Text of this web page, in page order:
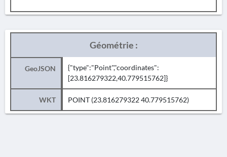
Géométrie :
GeoJSON
{"type":"Point","coordinates":
[23.816279322,40.779515762]}
WKT POINT (23.816279322 40.779515762)